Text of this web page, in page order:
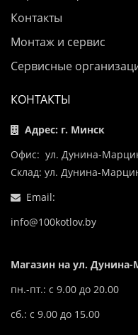
Контакты
Монтаж и сервис
Сервисные
КОНТАКТЫ
Адрес: г. Минск
Офис: ул. Дунина-
Склад: ул. Дунина-
Email:
info@100kotlov.by
Магазин на ул.
пн.-пт.: с 9.00 до 20.00
сб.: с 9.00 до 15.00